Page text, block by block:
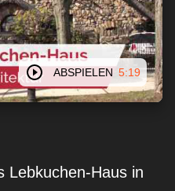
ABSPIELEN 5:19
Lebkuchen-Haus in